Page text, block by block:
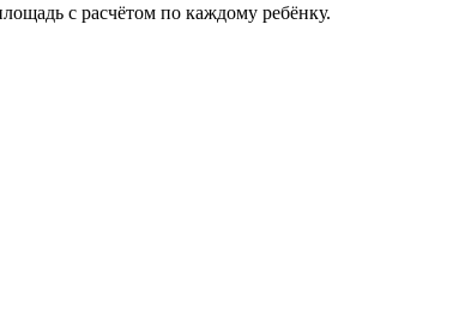
с расчётом по каждому ребёнку.